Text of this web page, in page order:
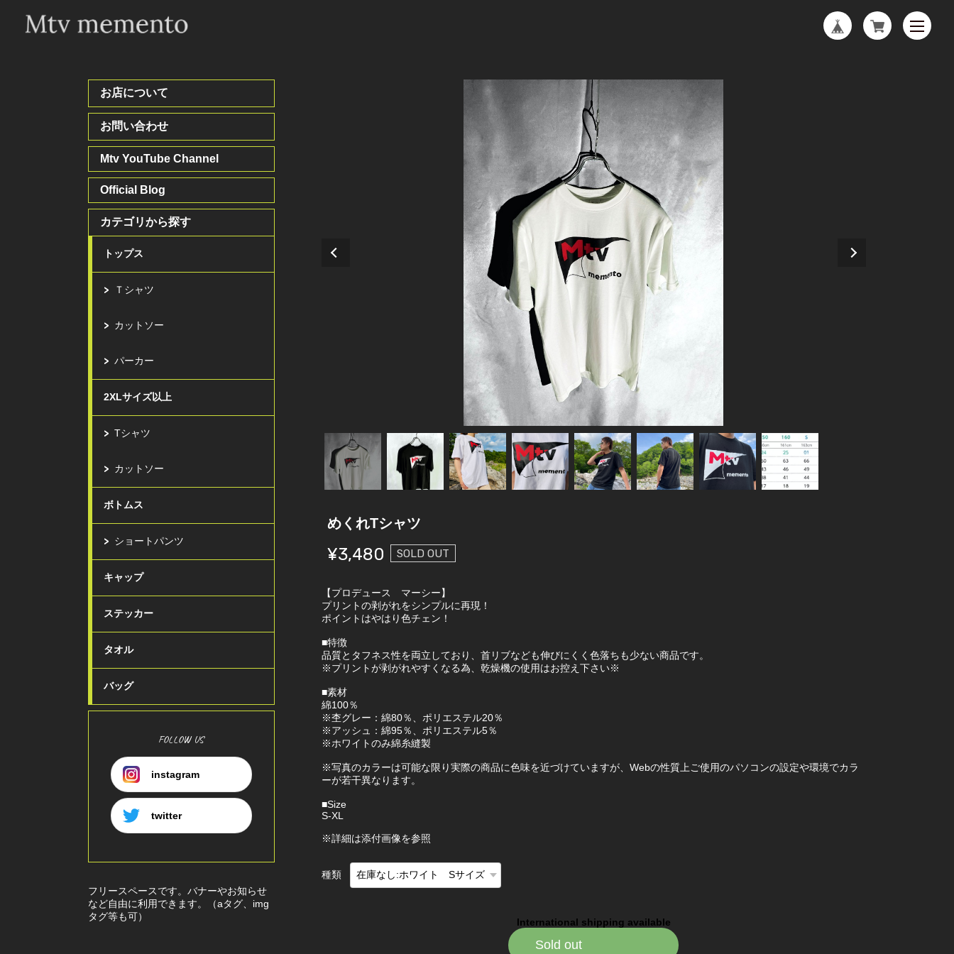
お店について
お問い合わせ
Mtv YouTube Channel
Official Blog
カテゴリから探す
トップス
Ｔシャツ
カットソー
パーカー
2XLサイズ以上
Tシャツ
カットソー
ボトムス
ショートパンツ
キャップ
ステッカー
タオル
バッグ
FOLLOW US
instagram
twitter
フリースペースです。バナーやお知らせ
など自由に利用できます。（aタグ、img
タグ等も可）
めくれTシャツ
¥3,480 SOLD OUT
【プロデュース マーシー】
プリントの剥がれをシンプルに再現！
ポイントはやはり色チェン！
■特徴
品質とタフネス性を両立しており、首リブなども伸びにくく色落ちも少ない商品です。
※プリントが剥がれやすくなる為、乾燥機の使用はお控え下さい※
■素材
綿100％
※杢グレー：綿80％、ポリエステル20％
※アッシュ：綿95％、ポリエステル5％
※ホワイトのみ綿糸縫製
※写真のカラーは可能な限り実際の商品に色味を近づけていますが、Webの性質上ご使用のパソコンの設定や環境でカラ
ーが若干異なります。
■Size
S-XL
※詳細は添付画像を参照
種類
International shipping available
Sold out